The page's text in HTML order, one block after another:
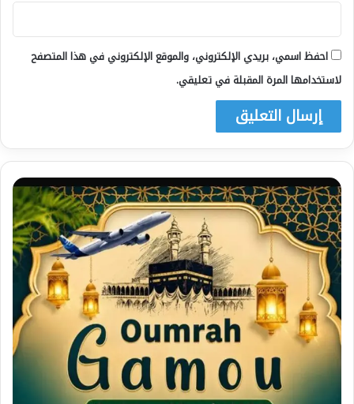
احفظ اسمي، بريدي الإلكتروني، والموقع الإلكتروني في هذا المتصفح
لاستخدامها المرة المقبلة في تعليقي.